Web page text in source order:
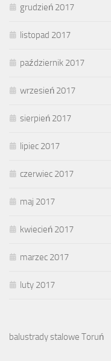
grudzień 2017
listopad 2017
październik 2017
wrzesień 2017
sierpień 2017
lipiec 2017
czerwiec 2017
maj 2017
kwiecień 2017
marzec 2017
luty 2017
balustrady stalowe Toruń